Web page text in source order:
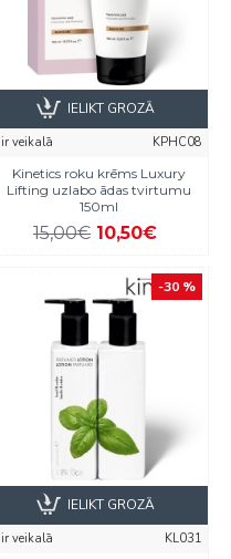
ir veikalā
KPHC08
Kinetics roku krēms Luxury
Lifting uzlabo ādas tvirtumu
150ml
15,00€ 10,50€
IELIKT GROZĀ
-30 %
ir veikalā
KL031
IELIKT GROZĀ